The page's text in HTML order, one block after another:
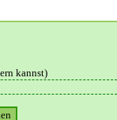
kannst)